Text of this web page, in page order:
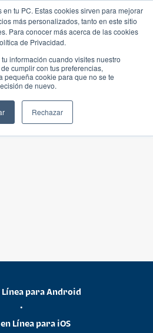
tu PC. Estas cookies sirven para mejorar
más personalizados, tanto en este sitio
Para conocer más acerca de las cookies
de Privacidad.
información cuando visites nuestro
cumplir con tus preferencias,
pequeña cookie para que no se te
de nuevo.
Rechazar
Línea para Android
•
Línea para iOS